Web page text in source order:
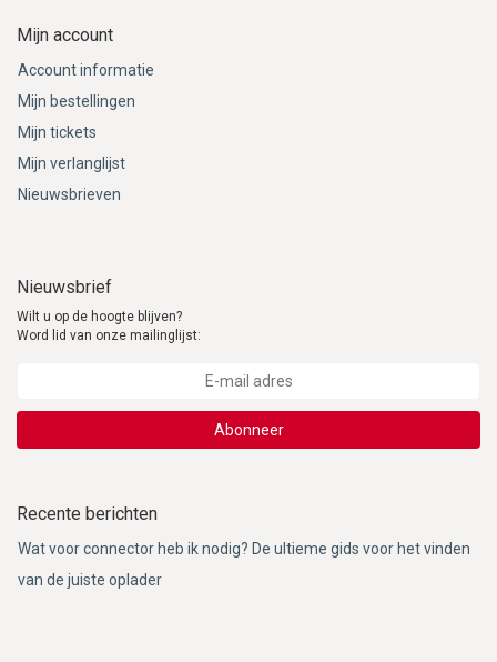
Mijn account
Account informatie
Mijn bestellingen
Mijn tickets
Mijn verlanglijst
Nieuwsbrieven
Nieuwsbrief
Wilt u op de hoogte blijven?
Word lid van onze mailinglijst:
Abonneer
Recente berichten
Wat voor connector heb ik nodig? De ultieme gids voor het vinden
van de juiste oplader